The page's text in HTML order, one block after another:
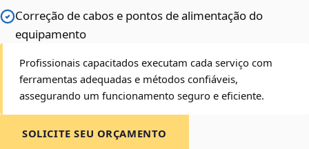
Correção de cabos e pontos de alimentação do
equipamento
Profissionais capacitados executam cada serviço com
ferramentas adequadas e métodos confiáveis,
assegurando um funcionamento seguro e eficiente.
SOLICITE SEU ORÇAMENTO